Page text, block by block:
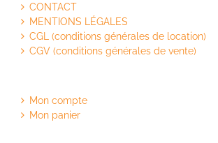
CONTACT
MENTIONS LÉGALES
CGL (conditions générales de location)
CGV (conditions générales de vente)
Mon compte
Mon panier